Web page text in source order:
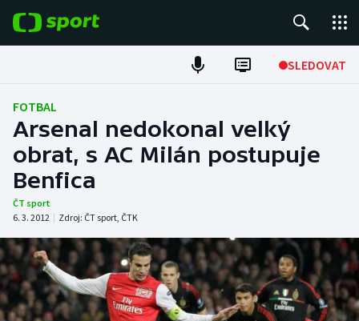
SLEDOVAT
Fotbal
Hokej
Tenis
Atletika
Cyklistika
DALŠÍ SPORTY
FOTBAL
Arsenal nedokonal velký
obrat, s AC Milán postupuje
Benfica
ČT sport
6. 3. 2012 | Zdroj: ČT sport, ČTK